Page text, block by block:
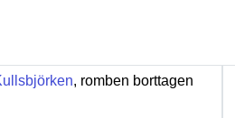
, romben borttagen